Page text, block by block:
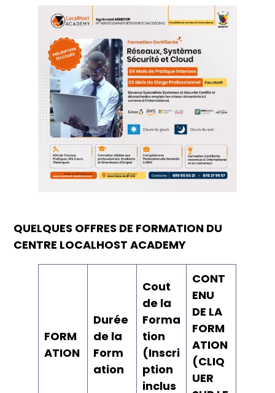
QUELQUES OFFRES DE FORMATION DU
CENTRE LOCALHOST ACADEMY
FORM
ATION
Durée
de la
Form
ation
Cout
de la
Forma
tion
(Inscri
ption
inclus
CONT
ENU
DE LA
FORM
ATION
(CLIQ
UER